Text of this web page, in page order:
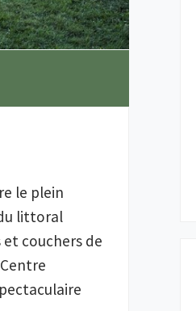
le plein
littoral
couchers de